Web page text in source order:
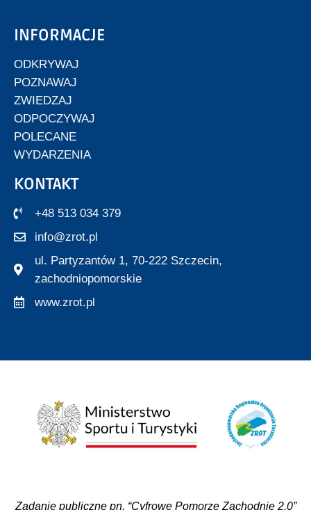
INFORMACJE
ODKRYWAJ
POZNAWAJ
ZWIEDZAJ
ODPOCZYWAJ
POLECANE
WYDARZENIA
KONTAKT
+48 513 034 379
info@zrot.pl
ul. Partyzantów 1, 70-222 Szczecin,
zachodniopomorskie
www.zrot.pl
Zadanie publiczne pn. “Cyfrowe Pomorze Zachodnie 2.0”